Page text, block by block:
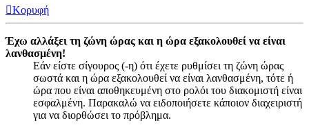
Κορυφή
Έχω αλλάξει τη ζώνη ώρας και η ώρα εξακολουθεί να είναι
λανθασμένη!
Εάν είστε σίγουρος (-η) ότι έχετε ρυθμίσει τη ζώνη ώρας
σωστά και η ώρα εξακολουθεί να είναι λανθασμένη, τότε ή
ώρα που είναι αποθηκευμένη στο ρολόι του διακομιστή είναι
εσφαλμένη. Παρακαλώ να ειδοποιήσετε κάποιον διαχειριστή
για να διορθώσει το πρόβλημα.